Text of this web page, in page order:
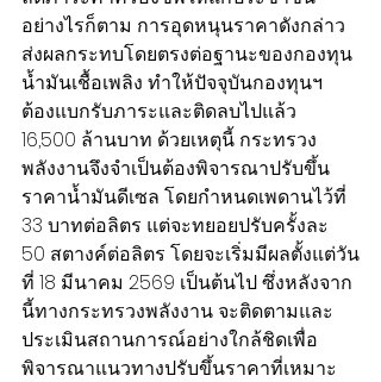
อย่างไรก็ตาม การอุดหนุนราคาดังกล่าว
ส่งผลกระทบโดยตรงต่อฐานะของกองทุน
น้ำมันเชื้อเพลิง ทำให้ปัจจุบันกองทุนฯ
ต้องแบกรับภาระและติดลบไปแล้ว
16,500 ล้านบาท ด้วยเหตุนี้ กระทรวง
พลังงานจึงจำเป็นต้องพิจารณาปรับขึ้น
ราคาน้ำมันดีเซล โดยกำหนดเพดานไว้ที่
33 บาทต่อลิตร แต่จะทยอยปรับครั้งละ
50 สตางค์ต่อลิตร โดยจะเริ่มมีผลตั้งแต่วัน
ที่ 18 มีนาคม 2569 เป็นต้นไป ซึ่งหลังจาก
นี้ทางกระทรวงพลังงาน จะติดตามและ
ประเมินสถานการณ์อย่างใกล้ชิดเพื่อ
พิจารณาแนวทางปรับขึ้นราคาที่เหมาะ